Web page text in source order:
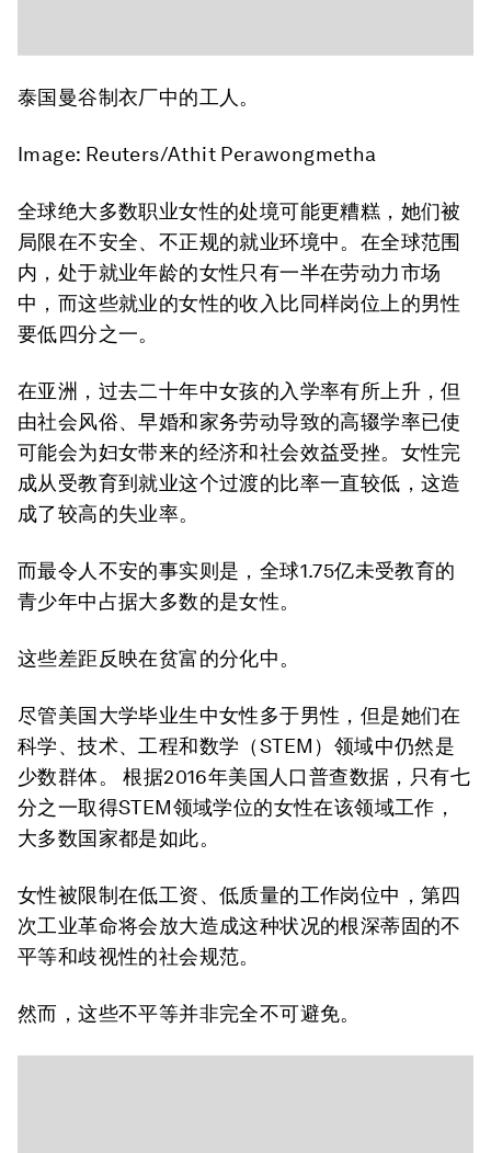
泰国曼谷制衣厂中的工人。
Image: Reuters/Athit Perawongmetha
全球绝大多数职业女性的处境可能更糟糕，她们被
局限在不安全、不正规的就业环境中。在全球范围
内，处于就业年龄的女性只有一半在劳动力市场
中，而这些就业的女性的收入比同样岗位上的男性
要低四分之一。
在亚洲，过去二十年中女孩的入学率有所上升，但
由社会风俗、早婚和家务劳动导致的高辍学率已使
可能会为妇女带来的经济和社会效益受挫。女性完
成从受教育到就业这个过渡的比率一直较低，这造
成了较高的失业率。
而最令人不安的事实则是，全球1.75亿未受教育的
青少年中占据大多数的是女性。
这些差距反映在贫富的分化中。
尽管美国大学毕业生中女性多于男性，但是她们在
科学、技术、工程和数学（STEM）领域中仍然是
少数群体。 根据2016年美国人口普查数据，只有七
分之一取得STEM领域学位的女性在该领域工作，
大多数国家都是如此。
女性被限制在低工资、低质量的工作岗位中，第四
次工业革命将会放大造成这种状况的根深蒂固的不
平等和歧视性的社会规范。
然而，这些不平等并非完全不可避免。